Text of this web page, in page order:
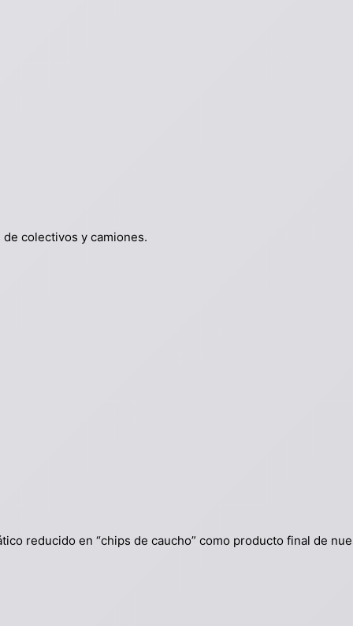
colectivos y camiones.
reducido en “chips de caucho” como producto final de